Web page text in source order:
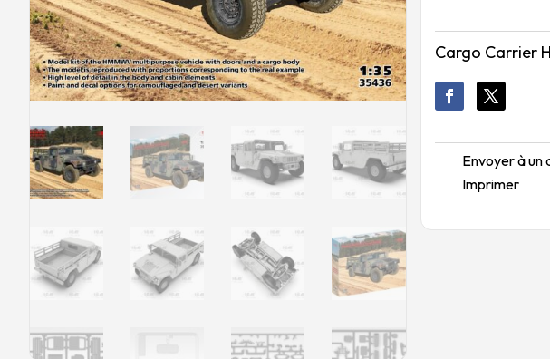
Cargo Carrier
Envoyer à un
Imprimer